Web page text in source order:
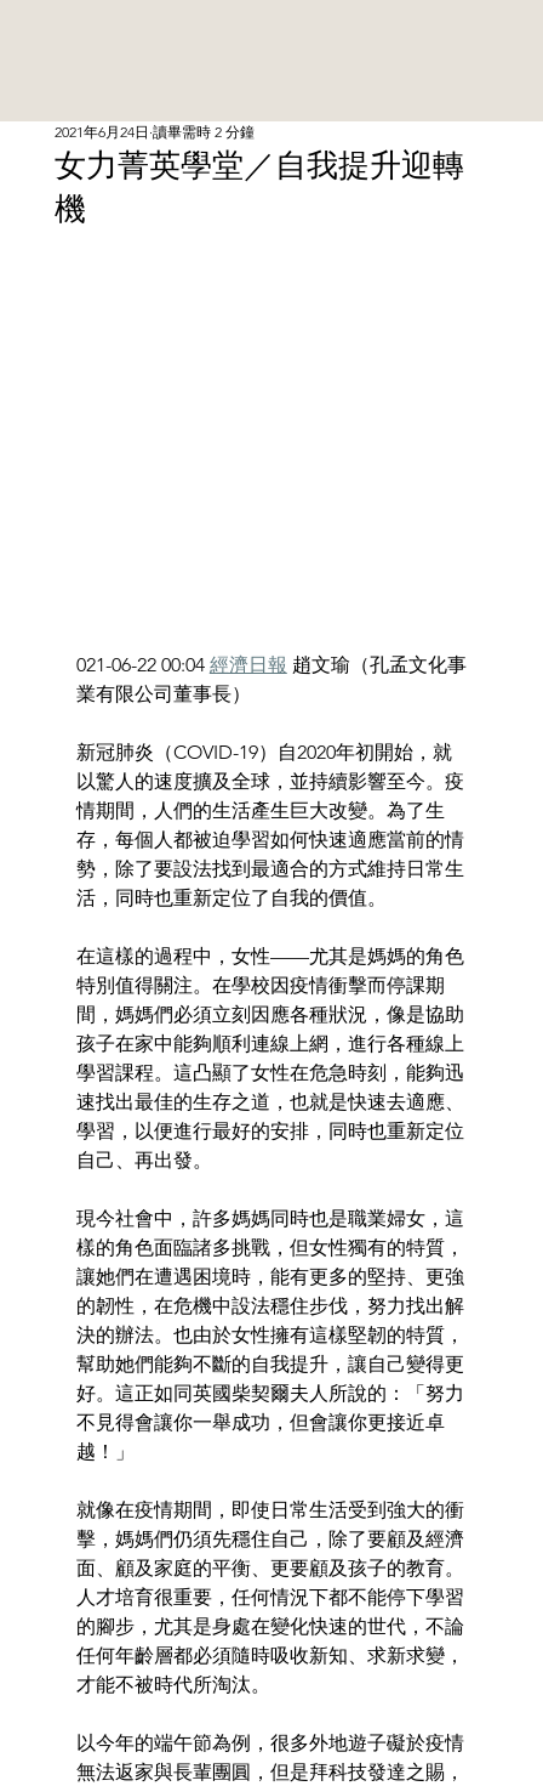
女力菁英學堂／自我提升迎轉
機
2021年6月24日 讀畢需時 2 分鐘
021-06-22 00:04 經濟日報 趙文瑜（孔孟文化事
業有限公司董事長）
新冠肺炎（COVID-19）自2020年初開始，就
以驚人的速度擴及全球，並持續影響至今。疫
情期間，人們的生活產生巨大改變。為了生
存，每個人都被迫學習如何快速適應當前的情
勢，除了要設法找到最適合的方式維持日常生
活，同時也重新定位了自我的價值。
在這樣的過程中，女性——尤其是媽媽的角色
特別值得關注。在學校因疫情衝擊而停課期
間，媽媽們必須立刻因應各種狀況，像是協助
孩子在家中能夠順利連線上網，進行各種線上
學習課程。這凸顯了女性在危急時刻，能夠迅
速找出最佳的生存之道，也就是快速去適應、
學習，以便進行最好的安排，同時也重新定位
自己、再出發。
現今社會中，許多媽媽同時也是職業婦女，這
樣的角色面臨諸多挑戰，但女性獨有的特質，
讓她們在遭遇困境時，能有更多的堅持、更強
的韌性，在危機中設法穩住步伐，努力找出解
決的辦法。也由於女性擁有這樣堅韌的特質，
幫助她們能夠不斷的自我提升，讓自己變得更
好。這正如同英國柴契爾夫人所說的：「努力
不見得會讓你一舉成功，但會讓你更接近卓
越！」
就像在疫情期間，即使日常生活受到強大的衝
擊，媽媽們仍須先穩住自己，除了要顧及經濟
面、顧及家庭的平衡、更要顧及孩子的教育。
人才培育很重要，任何情況下都不能停下學習
的腳步，尤其是身處在變化快速的世代，不論
任何年齡層都必須隨時吸收新知、求新求變，
才能不被時代所淘汰。
以今年的端午節為例，很多外地遊子礙於疫情
無法返家與長輩團圓，但是拜科技發達之賜，